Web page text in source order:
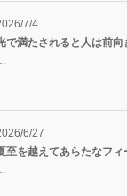
7/4
で満たされると人は前
6/27
至を越えてあらたなフィ